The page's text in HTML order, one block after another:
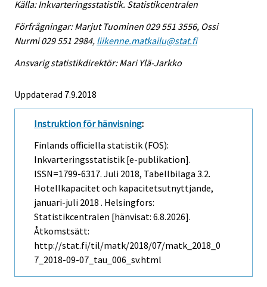
Källa: Inkvarteringsstatistik. Statistikcentralen
Förfrågningar: Marjut Tuominen 029 551 3556, Ossi
Nurmi 029 551 2984, liikenne.matkailu@stat.fi
Ansvarig statistikdirektör: Mari Ylä-Jarkko
Uppdaterad 7.9.2018
Instruktion för hänvisning:
Finlands officiella statistik (FOS):
Inkvarteringsstatistik [e-publikation].
ISSN=1799-6317. Juli 2018, Tabellbilaga 3.2.
Hotellkapacitet och kapacitetsutnyttjande,
januari-juli 2018 . Helsingfors:
Statistikcentralen [hänvisat: 6.8.2026].
Åtkomstsätt:
http://stat.fi/til/matk/2018/07/matk_2018_0
7_2018-09-07_tau_006_sv.html